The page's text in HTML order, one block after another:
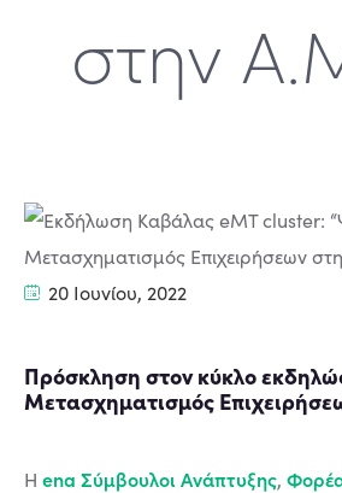
στην
20 Ιουνίου, 2022
Πρόσκληση στον κύκλο
Μετασχηματισμός
Η ena Σύμβουλοι Ανάπτυξης,